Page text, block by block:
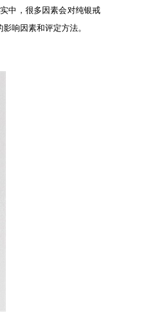
中，很多因素会对纯银戒
响因素和评定方法。